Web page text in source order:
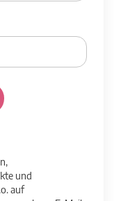
und
auf